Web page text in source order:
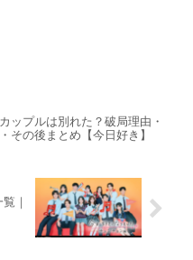
ップルは別れた？破局理由・
その後まとめ【今日好き】
｜